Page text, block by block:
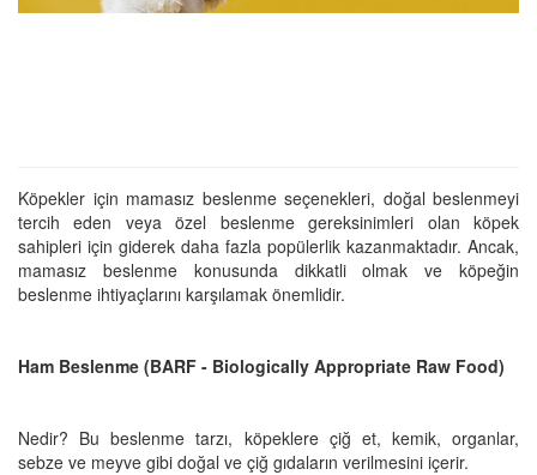
Köpekler için mamasız beslenme seçenekleri, doğal beslenmeyi
tercih eden veya özel beslenme gereksinimleri olan köpek
sahipleri için giderek daha fazla popülerlik kazanmaktadır. Ancak,
mamasız beslenme konusunda dikkatli olmak ve köpeğin
beslenme ihtiyaçlarını karşılamak önemlidir.
Ham Beslenme (BARF - Biologically Appropriate Raw Food)
Nedir? Bu beslenme tarzı, köpeklere çiğ et, kemik, organlar,
sebze ve meyve gibi doğal ve çiğ gıdaların verilmesini içerir.